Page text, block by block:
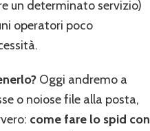
un determinato servizio)
operatori poco
Oggi andremo a
o noiose file alla posta,
come fare lo spid con